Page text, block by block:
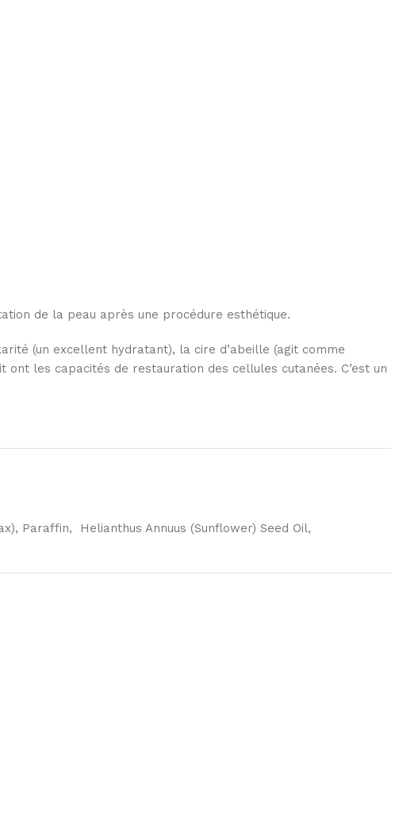
de la peau après une procédure esthétique.
(un excellent hydratant), la cire d’abeille (agit comme
les capacités de restauration des cellules cutanées. C’est un
Paraffin, Helianthus Annuus (Sunflower) Seed Oil,